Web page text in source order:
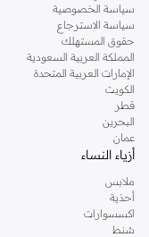
سياسة الخصوصية
سياسة الاسترجاع
حقوق المستهلك
المملكة العربية السعودية
الإمارات العربية المتحدة
الكويت
قطر
البحرين
عمان
أزياء النساء
ملابس
أحذية
اكسسوارات
شنط